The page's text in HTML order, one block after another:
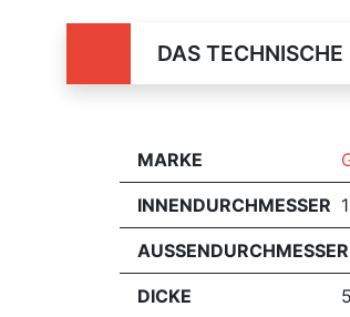
DAS
MARKE
INNENDURCHMESSER
AUSSENDURCHMESSER
DICKE